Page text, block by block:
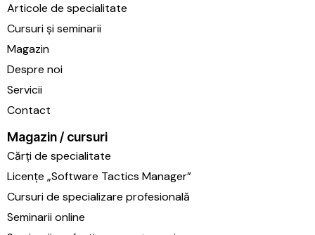
Articole de specialitate
Cursuri și seminarii
Magazin
Despre noi
Servicii
Contact
Magazin / cursuri
Cărți de specialitate
Licențe „Software Tactics Manager”
Cursuri de specializare profesională
Seminarii online